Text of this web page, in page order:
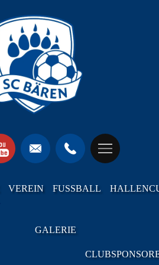
VEREIN FUSSBALL
GALERIE